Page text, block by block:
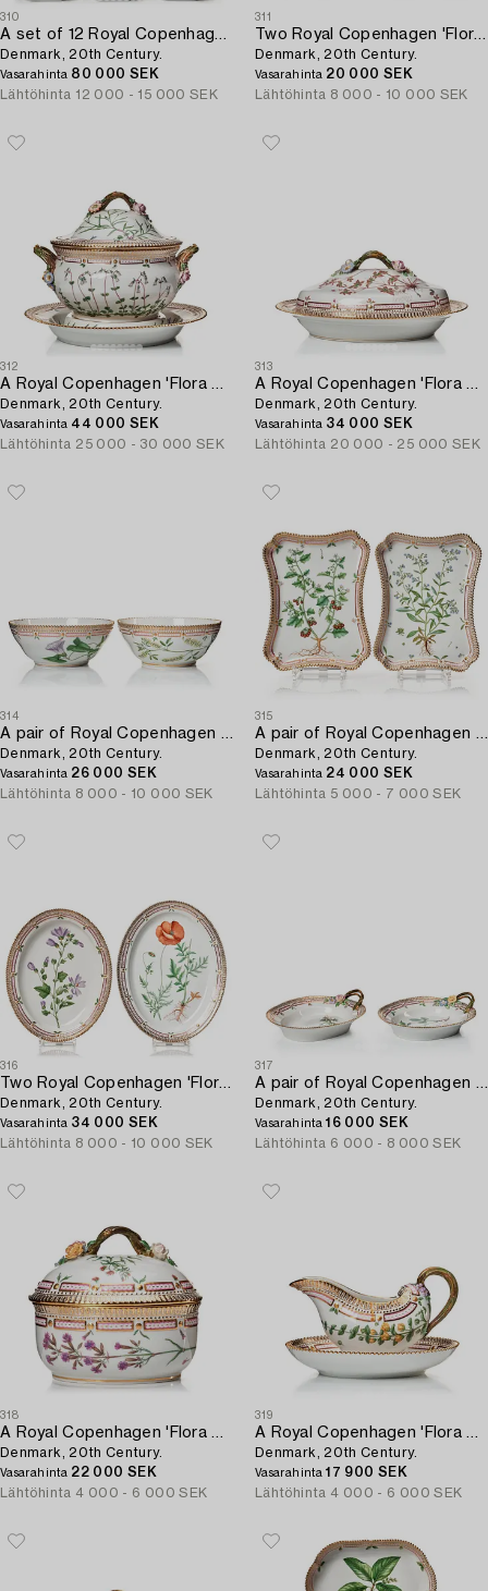
310
A set of 12 Royal Copenhagen 'Flora Danica' custard cups with covers and stands,
Denmark, 20th Century.
Vasarahinta 80 000 SEK
Lähtöhinta 12 000 - 15 000 SEK
311
Two Royal Copenhagen 'Flora Danica' serving dishes,
Denmark, 20th Century.
Vasarahinta 20 000 SEK
Lähtöhinta 8 000 - 10 000 SEK
312
A Royal Copenhagen 'Flora Danica' tureen with cover and stand,
Denmark, 20th Century.
Vasarahinta 44 000 SEK
Lähtöhinta 25 000 - 30 000 SEK
313
A Royal Copenhagen 'Flora Danica' vegetable tureen with cover,
Denmark, 20th Century.
Vasarahinta 34 000 SEK
Lähtöhinta 20 000 - 25 000 SEK
314
A pair of Royal Copenhagen 'Flora Danica' bowls,
Denmark, 20th Century.
Vasarahinta 26 000 SEK
Lähtöhinta 8 000 - 10 000 SEK
315
A pair of Royal Copenhagen 'Flora Danica' trays,
Denmark, 20th Century.
Vasarahinta 24 000 SEK
Lähtöhinta 5 000 - 7 000 SEK
316
Two Royal Copenhagen 'Flora Danica' dishes,
Denmark, 20th Century.
Vasarahinta 34 000 SEK
Lähtöhinta 8 000 - 10 000 SEK
317
A pair of Royal Copenhagen 'Flora Danica' serving dishes,
Denmark, 20th Century.
Vasarahinta16 000 SEK
Lähtöhinta 6 000 - 8 000 SEK
318
A Royal Copenhagen 'Flora Danica' Bonbonnière with cover,
Denmark, 20th Century.
Vasarahinta 22 000 SEK
Lähtöhinta 4 000 - 6 000 SEK
319
A Royal Copenhagen 'Flora Danica' sauce boat,
Denmark, 20th Century.
Vasarahinta17 900 SEK
Lähtöhinta 4 000 - 6 000 SEK